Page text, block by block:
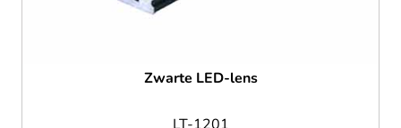
Zwarte LED-lens
LT-1201